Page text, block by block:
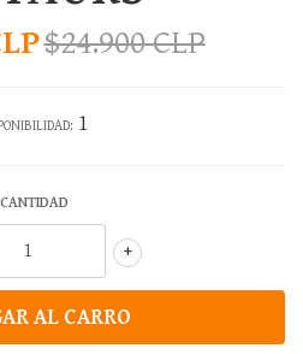
$24.900 CLP
1
CANTIDAD
+